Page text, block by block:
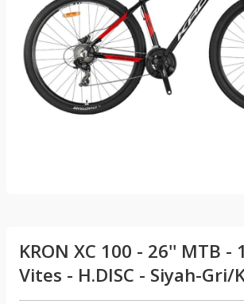
KRON XC 100 - 26'' MTB -
Vites - H.DISC - Siyah-Gri/